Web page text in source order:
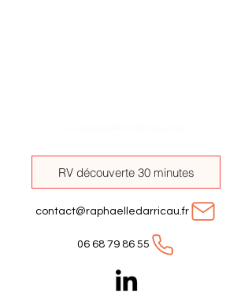
RV découverte 30 minutes
contact@raphaelledarricau.fr
06 68 79 86 55